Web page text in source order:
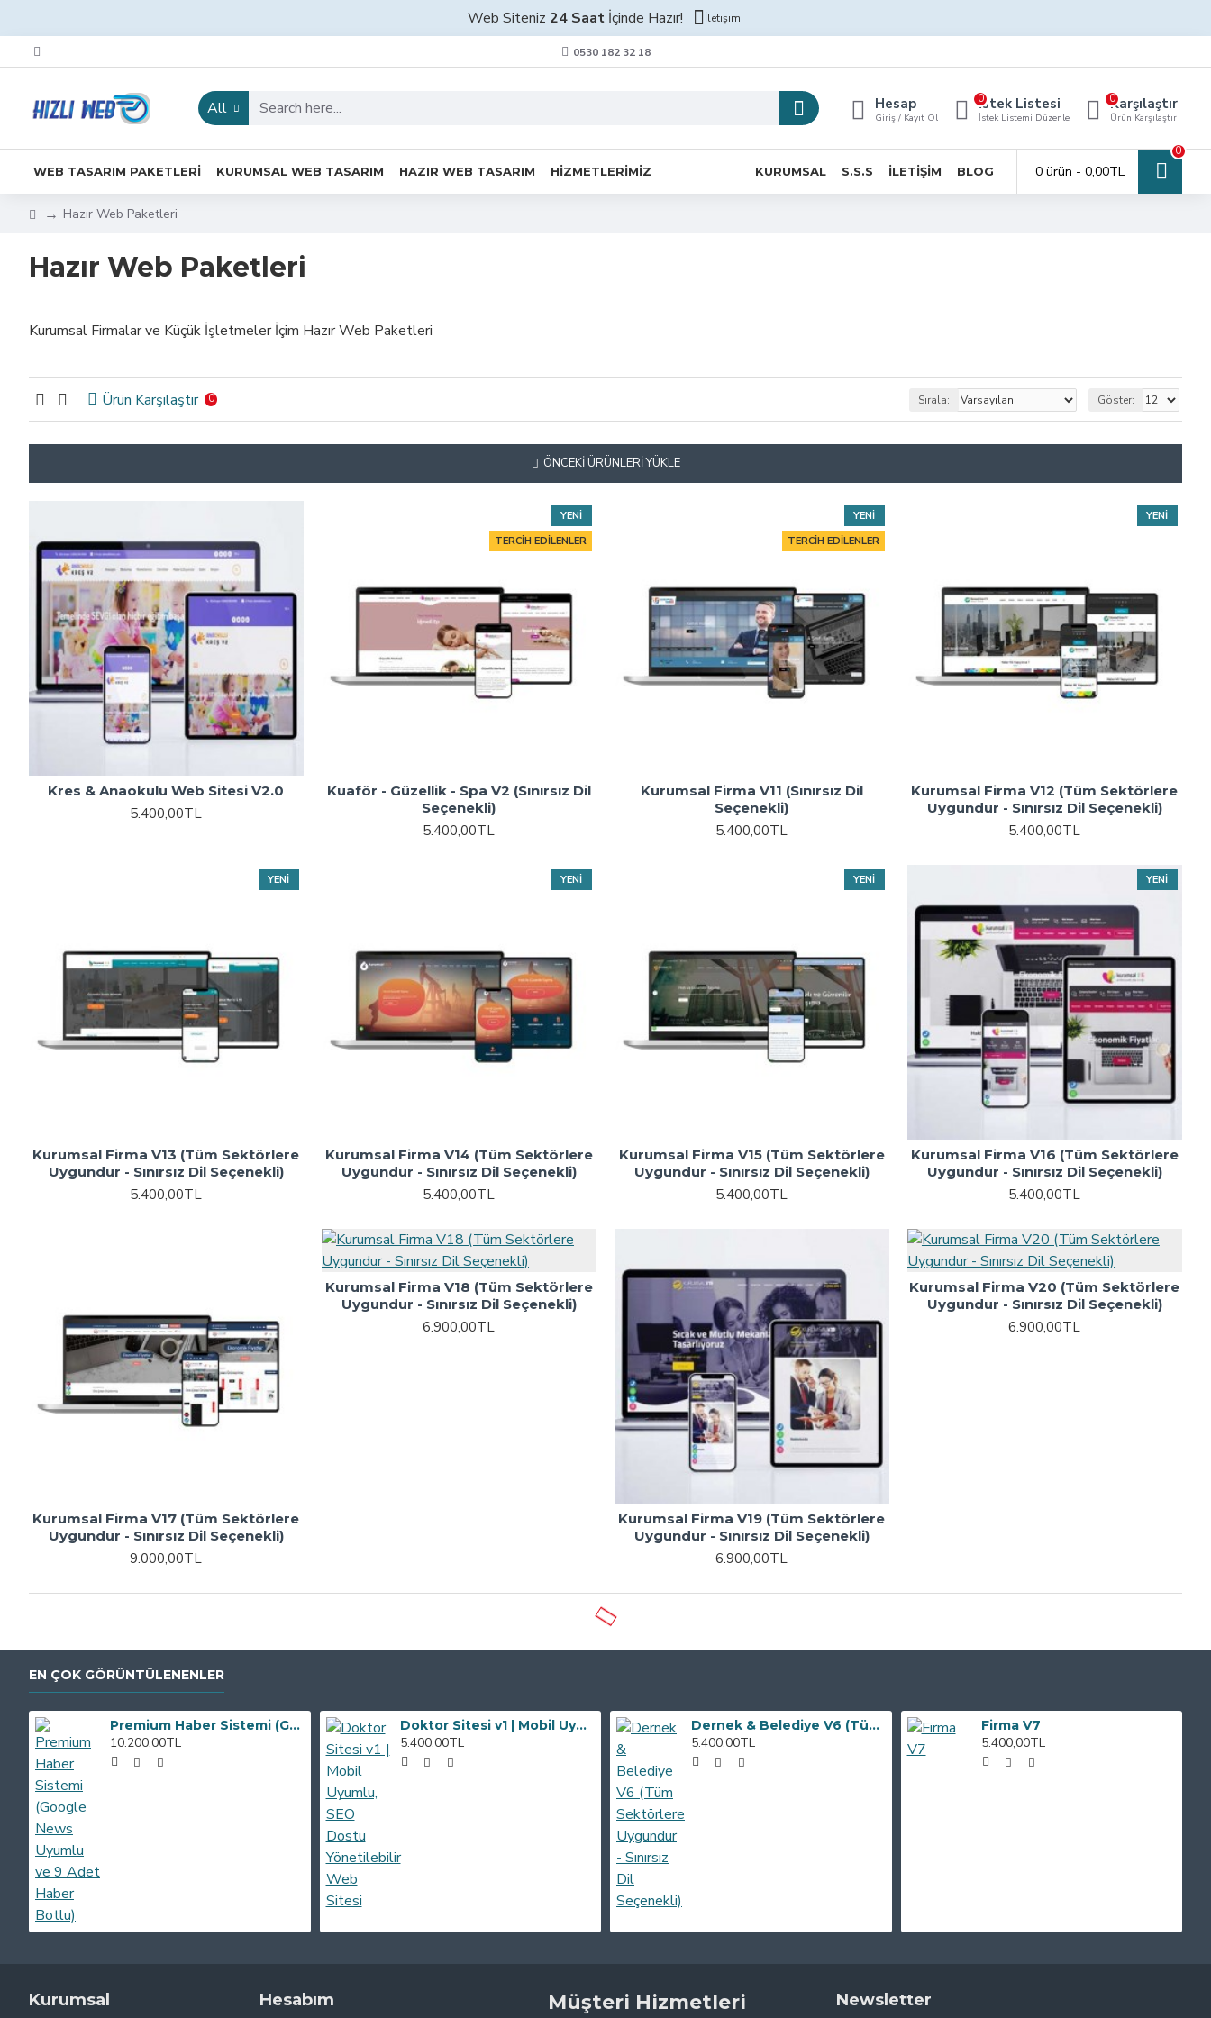
Web Siteniz 24 Saat İçinde Hazır! İletişim
0530 182 32 18
All Hesap
Giriş / Kayıt Ol
İstek Listesi
İstek Listemi Düzenle
0 Karşılaştır
Ürün Karşılaştır
0
WEB TASARIM PAKETLERI KURUMSAL WEB TASARIM HAZIR WEB TASARIM HIZMETLERIMIZ KURUMSAL S.S.S İLETIŞIM BLOG 0 ürün - 0,00TL
0
Hazır Web Paketleri
Hazır Web Paketleri
Kurumsal Firmalar ve Küçük İşletmeler İçim Hazır Web Paketleri
Ürün Karşılaştır 0 Sırala: Göster:
ÖNCEKI ÜRÜNLERI YÜKLE
Kres & Anaokulu Web Sitesi V2.0
5.400,00TL
YENI
TERCIH EDILENLER
Kuaför - Güzellik - Spa V2 (Sınırsız Dil
Seçenekli)
5.400,00TL
YENI
TERCIH EDILENLER
Kurumsal Firma V11 (Sınırsız Dil
Seçenekli)
5.400,00TL
YENI
Kurumsal Firma V12 (Tüm Sektörlere
Uygundur - Sınırsız Dil Seçenekli)
5.400,00TL
YENI
Kurumsal Firma V13 (Tüm Sektörlere
Uygundur - Sınırsız Dil Seçenekli)
5.400,00TL
YENI
Kurumsal Firma V14 (Tüm Sektörlere
Uygundur - Sınırsız Dil Seçenekli)
5.400,00TL
YENI
Kurumsal Firma V15 (Tüm Sektörlere
Uygundur - Sınırsız Dil Seçenekli)
5.400,00TL
YENI
Kurumsal Firma V16 (Tüm Sektörlere
Uygundur - Sınırsız Dil Seçenekli)
5.400,00TL
Kurumsal Firma V17 (Tüm Sektörlere
Uygundur - Sınırsız Dil Seçenekli)
9.000,00TL
Kurumsal Firma V18 (Tüm Sektörlere
Uygundur - Sınırsız Dil Seçenekli)
6.900,00TL
Kurumsal Firma V19 (Tüm Sektörlere
Uygundur - Sınırsız Dil Seçenekli)
6.900,00TL
Kurumsal Firma V20 (Tüm Sektörlere
Uygundur - Sınırsız Dil Seçenekli)
6.900,00TL
EN ÇOK GÖRÜNTÜLENENLER
Premium Haber Sistemi (Google News Uyumlu ve 9 Adet Haber Botlu)
10.200,00TL
Doktor Sitesi v1 | Mobil Uyumlu, SEO Dostu Yönetilebilir Web Sitesi
5.400,00TL
Dernek & Belediye V6 (Tüm Sektörlere Uygundur - Sınırsız Dil Seçenekli)
5.400,00TL
Firma V7
5.400,00TL
Kurumsal Hesabım Müşteri Hizmetleri Newsletter